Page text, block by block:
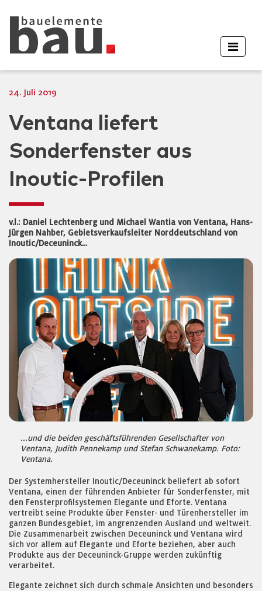
24. Juli 2019
Ventana liefert
Sonderfenster aus
Inoutic-Profilen
v.l.: Daniel Lechtenberg und Michael Wantia von Ventana, Hans-
Jürgen Nahber, Gebietsverkaufsleiter Norddeutschland von
Inoutic/Deceuninck...
...und die beiden geschäftsführenden Gesellschafter von
Ventana, Judith Pennekamp und Stefan Schwanekamp. Foto:
Ventana.
Der Systemhersteller Inoutic/Deceuninck beliefert ab sofort
Ventana, einen der führenden Anbieter für Sonderfenster, mit
den Fensterprofilsystemen Elegante und Eforte. Ventana
vertreibt seine Produkte über Fenster- und Türenhersteller im
ganzen Bundesgebiet, im angrenzenden Ausland und weltweit.
Die Zusammenarbeit zwischen Deceuninck und Ventana wird
sich vor allem auf Elegante und Eforte beziehen, aber auch
Produkte aus der Deceuninck-Gruppe werden zukünftig
verarbeitet.
Elegante zeichnet sich durch schmale Ansichten und besonders